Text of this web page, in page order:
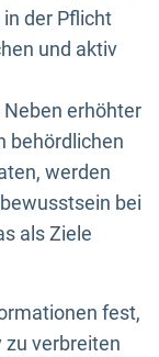
der Pflicht
und aktiv
erhöhter
behördlichen
werden
bei
als Ziele
fest,
zu verbreiten